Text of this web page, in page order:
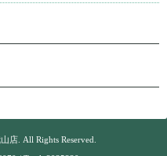
店. All Rights Reserved.